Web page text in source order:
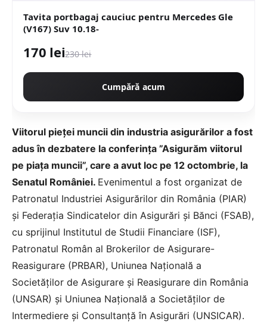
Tavita portbagaj cauciuc pentru Mercedes Gle
(V167) Suv 10.18-
170 lei230 lei
Cumpără acum
Viitorul pieței muncii din industria asigurărilor a fost
adus în dezbatere la conferința ”Asigurăm viitorul
pe piața muncii”, care a avut loc pe 12 octombrie, la
Senatul României. Evenimentul a fost organizat de
Patronatul Industriei Asigurărilor din România (PIAR)
și Federația Sindicatelor din Asigurări și Bănci (FSAB),
cu sprijinul Institutul de Studii Financiare (ISF),
Patronatul Român al Brokerilor de Asigurare-
Reasigurare (PRBAR), Uniunea Națională a
Societăților de Asigurare și Reasigurare din România
(UNSAR) și Uniunea Națională a Societăților de
Intermediere și Consultanță în Asigurări (UNSICAR).